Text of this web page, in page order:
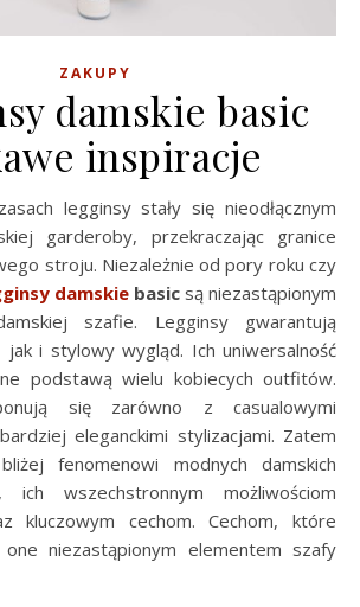
ZAKUPY
damskie basic
inspiracje
garderoby, przekraczając granice
stroju. Niezależnie od pory roku czy
damskie basic są niezastąpionym
szafie. Legginsy gwarantują
jak i stylowy wygląd. Ich uniwersalność
podstawą wielu kobiecych outfitów.
się zarówno z casualowymi
eleganckimi stylizacjami. Zatem
fenomenowi modnych damskich
ich wszechstronnym możliwościom
kluczowym cechom. Cechom, które
niezastąpionym elementem szafy